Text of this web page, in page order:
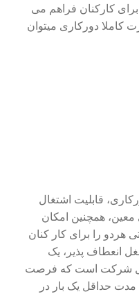
کارکنان فراهم می
کاملا دورکاری میتوان
قابلیت اشتغال
معین، همچنین امکان
هردو را برای کار کنان
انعطاف پذیر، یک
شرکت است که فرصت
مدت حداقل یک بار در